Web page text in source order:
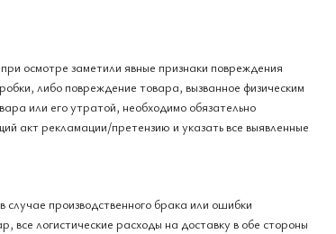
осмотре заметили явные признаки повреждения
либо повреждение товара, вызванное физическим
или его утратой, необходимо обязательно
акт рекламации/претензию и указать все выявленные
случае производственного брака или ошибки
все логистические расходы на доставку в обе стороны